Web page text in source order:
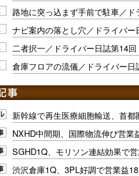
路地に突っ込まず手前で駐車／
ナビ案内の落とし穴／ドライバー
二者択一／ドライバー日誌第14回
倉庫フロアの流儀／ドライバー日
新幹線で再生医療細胞輸送、首
NXHD中間期、国際物流伸び営業
SGHD1Q、モリソン連結効果で
渋沢倉庫1Q、3PL好調で営業益